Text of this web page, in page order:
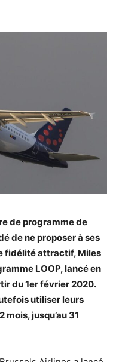
de programme de
de ne proposer à ses
fidélité attractif, Miles
LOOP, lancé en
du 1er février 2020.
utiliser leurs
mois, jusqu’au 31